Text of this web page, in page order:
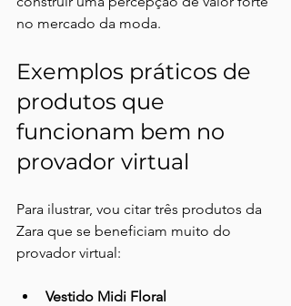
no mercado da moda.
Exemplos práticos de
produtos que
funcionam bem no
provador virtual
Para ilustrar, vou citar três produtos da
Zara que se beneficiam muito do
provador virtual:
Vestido Midi Floral